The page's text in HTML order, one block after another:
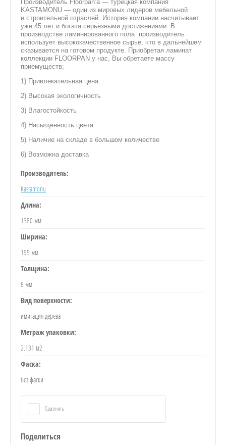
Производитель Floorpan’а — турецкая компания
KASTAMONU — один из мировых лидеров мебельной
и строительной отраслей. История компании насчитывает
уже 45 лет и богата серьёзными достижениями. В
производстве ламинированного пола производитель
использует высококачественное сырье, что в дальнейшем
сказывается на готовом продукте. Приобретая ламинат
коллекции FLOORPAN у нас, Вы обретаете массу
приемуществ;
1) Привлекательная цена
2) Высокая экологичность
3) Влагостойкость
4) Насыщенность цвета
5) Наличие на складе в большом количестве
6) Возможна доставка
Производитель:
Kastamonu
Длина:
1380 мм
Ширина:
195 мм
Толщина:
8 мм
Вид поверхности:
имитация дерева
Метраж упаковки:
2.131 м2
Фаска:
без фаски
Сравнить
Поделиться